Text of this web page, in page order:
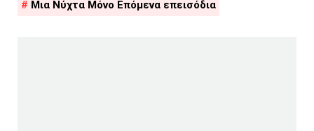
Μια Νύχτα Μόνο Επόμενα επεισόδια